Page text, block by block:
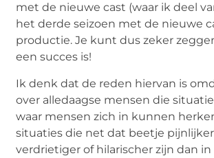
met de nieuwe cast (waar ik deel
het derde seizoen met de nieuwe
productie. Je kunt dus zeker
een succes is!
Ik denk dat de reden hiervan is
over alledaagse mensen die
waar mensen zich in kunnen
situaties die net dat beetje
verdrietiger of hilarischer zijn dan